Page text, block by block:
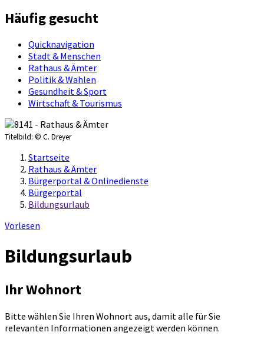
Häufig gesucht
Quicknavigation
Stadt & Menschen
Rathaus & Ämter
Politik & Wahlen
Gesundheit & Sport
Wirtschaft & Tourismus
Titelbild: © C. Dreyer
Startseite
Rathaus & Ämter
Bürgerportal & Onlinedienste
Bürgerportal
Bildungsurlaub
Vorlesen
Bildungsurlaub
Ihr Wohnort
Bitte wählen Sie Ihren Wohnort aus, damit alle für Sie
relevanten Informationen angezeigt werden können.